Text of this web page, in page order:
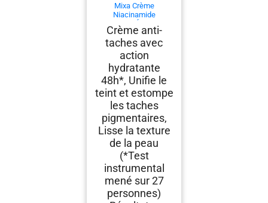
Mixa Crème
Niacinamide
Correction Éclat Anti-
Taches Visage Corps
400ml
Crème anti-
taches avec
action
hydratante
48h*, Unifie le
teint et estompe
les taches
pigmentaires,
Lisse la texture
de la peau
(*Test
instrumental
mené sur 27
personnes)